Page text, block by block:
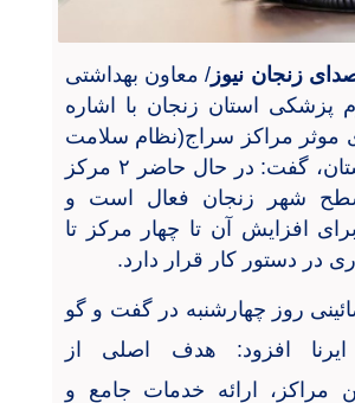
زنجان نیوز / معاون بهداشتی
پزشکی استان زنجان با اشاره
موثر مراکز سراج(نظام سلامت
گفت: در حال حاضر ۲ مرکز
شهر زنجان فعال است و
افزایش آن تا چهار مرکز تا
در دستور کار قرار دارد.
روز چهارشنبه در گفت و گو
ایرنا افزود: هدف اصلی از
مراکز، ارائه خدمات جامع و